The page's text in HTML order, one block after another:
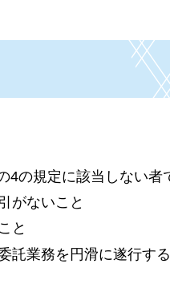
4の規定に該当しない者
がないこと
と
託業務を円滑に遂行す